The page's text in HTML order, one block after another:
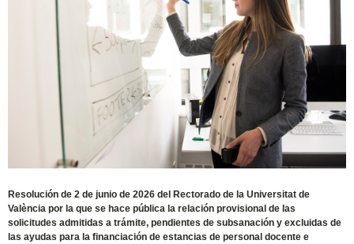
Resolución de 2 de junio de 2026 del Rectorado de la Universitat de
València por la que se hace pública la relación provisional de las
solicitudes admitidas a trámite, pendientes de subsanación y excluidas de
las ayudas para la financiación de estancias de personal docente e